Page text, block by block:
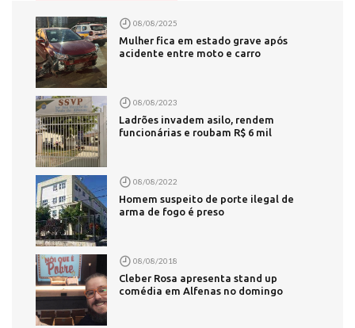
08/08/2025
Mulher fica em estado grave após
acidente entre moto e carro
08/08/2023
Ladrões invadem asilo, rendem
funcionárias e roubam R$ 6 mil
08/08/2022
Homem suspeito de porte ilegal de
arma de fogo é preso
08/08/2018
Cleber Rosa apresenta stand up
comédia em Alfenas no domingo